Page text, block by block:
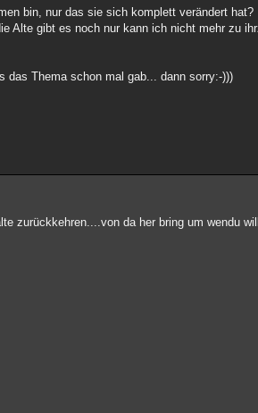
bin, nur das sie sich komplett verändert hat?
Alte gibt es noch nur kann ich nicht mehr zu
das Thema schon mal gab... dann sorry:-)))
zurückkehren....von da her bring um wendu